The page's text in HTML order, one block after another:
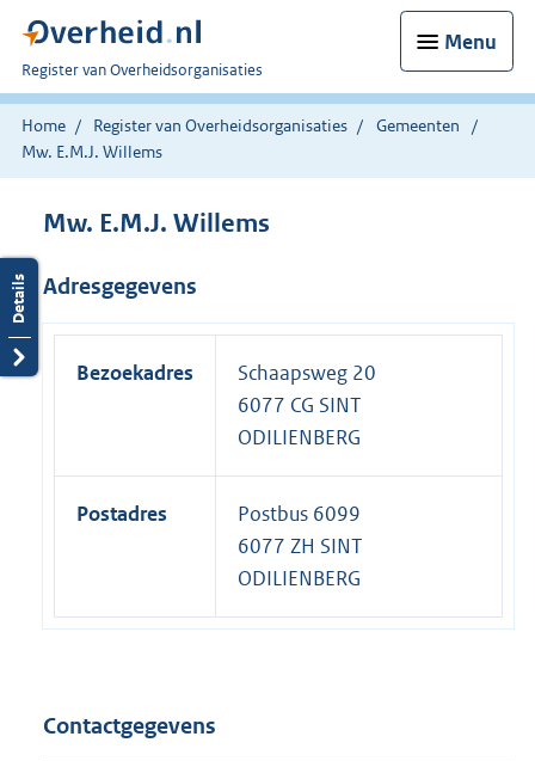
Menu
U
bent
nu
hier:
Register van Overheidsorganisaties
Home Register van Overheidsorganisaties
Gemeenten
Mw. E.M.J. Willems
Mw. E.M.J. Willems
Adresgegevens
Bezoekadres
Schaapsweg 20
6077 CG SINT
ODILIENBERG
Postadres
Postbus 6099
6077 ZH SINT
ODILIENBERG
Contactgegevens